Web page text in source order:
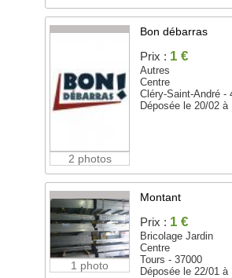
2 photos
Bon débarras
Prix : 1 €
Autres
Centre
Cléry-Saint-André -
Déposée le 20/02 à
1 photo
Montant
Prix : 1 €
Bricolage Jardin
Centre
Tours - 37000
Déposée le 22/01 à